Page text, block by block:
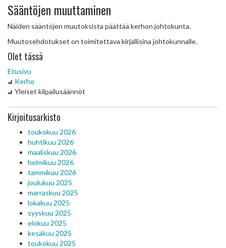
Sääntöjen muuttaminen
Näiden sääntöjen muutoksista päättää kerhon johtokunta.
Muutosehdotukset on toimitettava kirjallisina johtokunnalle.
Olet tässä
Etusivu
Kerho
Yleiset kilpailusäännöt
Kirjoitusarkisto
toukokuu 2026
huhtikuu 2026
maaliskuu 2026
helmikuu 2026
tammikuu 2026
joulukuu 2025
marraskuu 2025
lokakuu 2025
syyskuu 2025
elokuu 2025
kesäkuu 2025
toukokuu 2025